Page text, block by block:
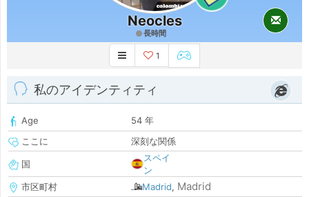
Neocles
長時間
1
私のアイデンティティ
Age
54 年
ここに
深刻な関係
国
スペイ
ン
市区町村
Madrid, Madrid